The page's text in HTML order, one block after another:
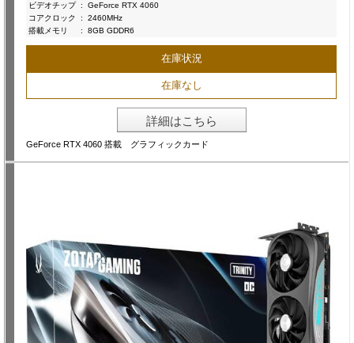
ビデオチップ :
GeForce RTX 4060
コアクロック
:
2460MHz
搭載メモリ
: 8GB GDDR6
在庫状況
在庫なし
詳細はこちら
GeForce RTX 4060 搭載 グラフィックカード